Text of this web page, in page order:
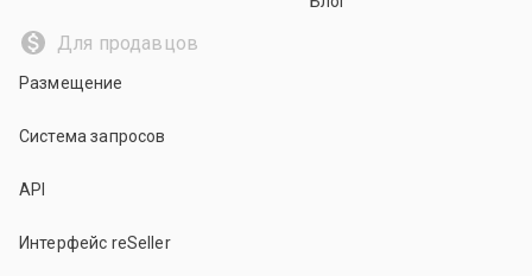
Для продавцов
Размещение
Система запросов
API
Интерфейс reSeller